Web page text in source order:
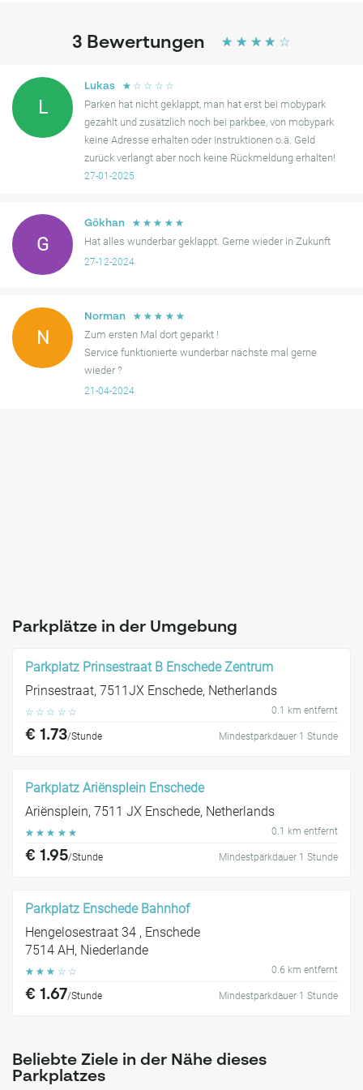
3 Bewertungen ☆ ☆ ☆ ☆ ☆
L
Lukas ☆ ☆ ☆ ☆ ☆
Parken hat nicht geklappt, man hat erst bei mobypark
gezahlt und zusätzlich noch bei parkbee, von mobypark
keine Adresse erhalten oder Instruktionen o.ä. Geld
zurück verlangt aber noch keine Rückmeldung erhalten!
27-01-2025
G
Gökhan ☆ ☆ ☆ ☆ ☆
Hat alles wunderbar geklappt. Gerne wieder in Zukunft
27-12-2024
N
Norman ☆ ☆ ☆ ☆ ☆
Zum ersten Mal dort geparkt !
Service funktionierte wunderbar nächste mal gerne
wieder ?
21-04-2024
Parkplätze in der Umgebung
Parkplatz Prinsestraat B Enschede Zentrum
Prinsestraat, 7511JX Enschede, Netherlands
☆ ☆ ☆ ☆ ☆ 0.1 km entfernt
€ 1.73/Stunde Mindestparkdauer 1 Stunde
Parkplatz Ariënsplein Enschede
Ariënsplein, 7511 JX Enschede, Netherlands
☆ ☆ ☆ ☆ ☆ 0.1 km entfernt
€ 1.95/Stunde Mindestparkdauer 1 Stunde
Parkplatz Enschede Bahnhof
Hengelosestraat 34 , Enschede
7514 AH, Niederlande
☆ ☆ ☆ ☆ ☆ 0.6 km entfernt
€ 1.67/Stunde Mindestparkdauer 1 Stunde
Beliebte Ziele in der Nähe dieses
Parkplatzes